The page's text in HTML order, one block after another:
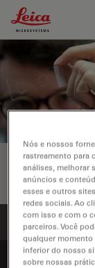
Leica
Página inicial
Nós e nossos
rastreamento para
análises, melhorar
anúncios e
esses e outros
redes sociais. Ao
com isso e com o
parceiros. Você
qualquer momento
inferior do nosso
sobre nossas